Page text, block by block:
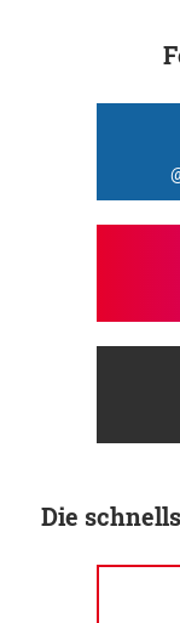
Die